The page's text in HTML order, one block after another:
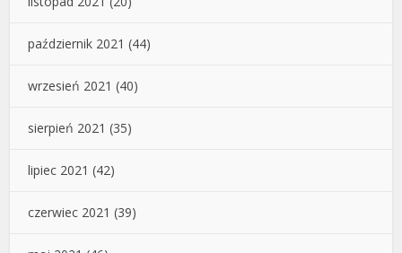
październik 2021 (44)
wrzesień 2021 (40)
sierpień 2021 (35)
lipiec 2021 (42)
czerwiec 2021 (39)